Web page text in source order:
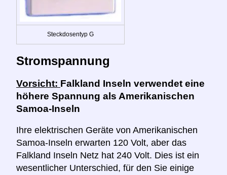
Steckdosentyp G
Stromspannung
Vorsicht: Falkland Inseln verwendet eine
höhere Spannung als Amerikanischen
Samoa-Inseln
Ihre elektrischen Geräte von Amerikanischen
Samoa-Inseln erwarten 120 Volt, aber das
Falkland Inseln Netz hat 240 Volt. Dies ist ein
wesentlicher Unterschied, für den Sie einige